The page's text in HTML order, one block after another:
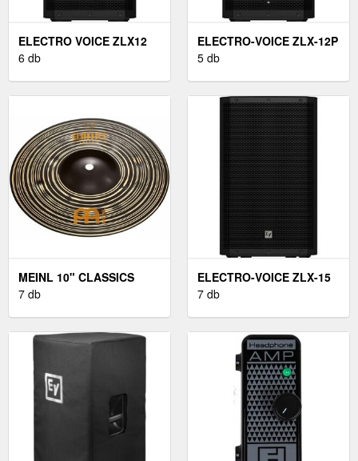
ELECTRO VOICE ZLX12
6 db
ELECTRO-VOICE ZLX-12P
G2
5 db
MEINL 10" CLASSICS
CUSTOM DARK SPLASH
7 db
ELECTRO-VOICE ZLX-15
G2
7 db